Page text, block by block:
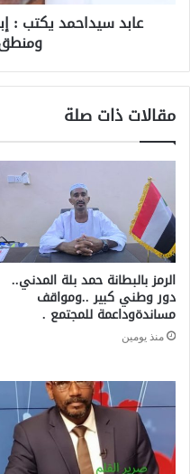
عابد سيداحمد يكتب :
مقالات ذات صلة
الرمز بالبطانة حمد بلة المدني..
دور وطني كبير ..ومواقف
مساندةوداعمة للمجتمع .
منذ يومين